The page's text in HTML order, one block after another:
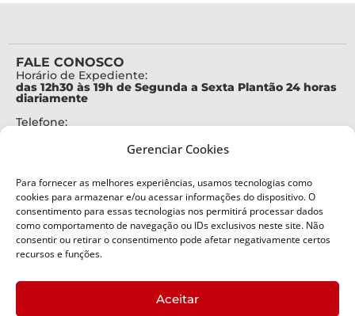
Gerenciar Cookies
Para fornecer as melhores experiências, usamos tecnologias como
cookies para armazenar e/ou acessar informações do dispositivo. O
consentimento para essas tecnologias nos permitirá processar dados
como comportamento de navegação ou IDs exclusivos neste site. Não
consentir ou retirar o consentimento pode afetar negativamente certos
recursos e funções.
Aceitar
FALE CONOSCO
Horário de Expediente:
das 12h30 às 19h de Segunda a Sexta Plantão 24 horas
diariamente
Telefone:
Alertas Defesa Civil:
SMS 40199
ENDEREÇO
Defesa Civil do Estado de Santa Catarina
Bairro:
Capoeiras, Florianópolis, SC